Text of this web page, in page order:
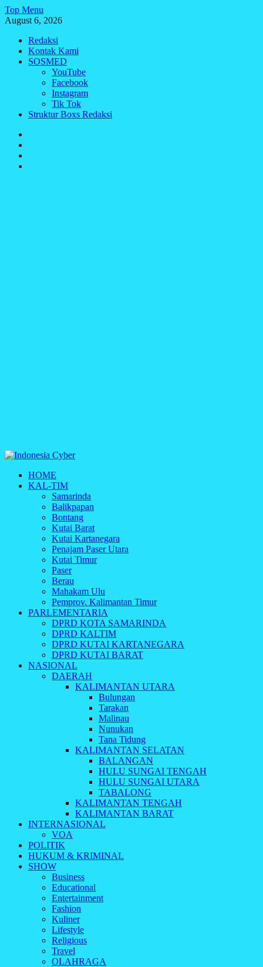
Skip
to
Top Menu
August 6, 2026
Redaksi
Kontak Kami
SOSMED
YouTube
Facebook
Instagram
Tik Tok
Struktur Boxs Redaksi
Indonesia Cyber
Media Cetak, Online & Streaming
HOME
KAL-TIM
Samarinda
Balikpapan
Bontang
Kutai Barat
Kutai Kartanegara
Penajam Paser Utara
Kutai Timur
Paser
Berau
Mahakam Ulu
Pemprov. Kalimantan Timur
PARLEMENTARIA
DPRD KOTA SAMARINDA
DPRD KALTIM
DPRD KUTAI KARTANEGARA
DPRD KUTAI BARAT
NASIONAL
DAERAH
KALIMANTAN UTARA
Bulungan
Tarakan
Malinau
Nunukan
Tana Tidung
KALIMANTAN SELATAN
BALANGAN
HULU SUNGAI TENGAH
HULU SUNGAI UTARA
TABALONG
KALIMANTAN TENGAH
KALIMANTAN BARAT
INTERNASIONAL
VOA
POLITIK
HUKUM & KRIMINAL
SHOW
Business
Educational
Entertainment
Fashion
Kuliner
Lifestyle
Religious
Travel
OLAHRAGA